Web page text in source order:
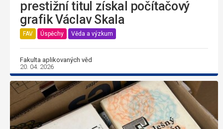
prestižní titul získal počítačový
grafik Václav Skala
FAV Úspěchy Věda a výzkum
Fakulta aplikovaných věd
20. 04. 2026